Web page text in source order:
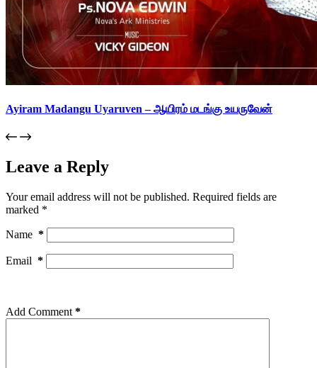
Ayiram Madangu Uyaruven – ஆயிரம் மடங்கு உயருவேன்
Leave a Reply
Your email address will not be published. Required fields are
marked *
Name *
Email *
Add Comment *